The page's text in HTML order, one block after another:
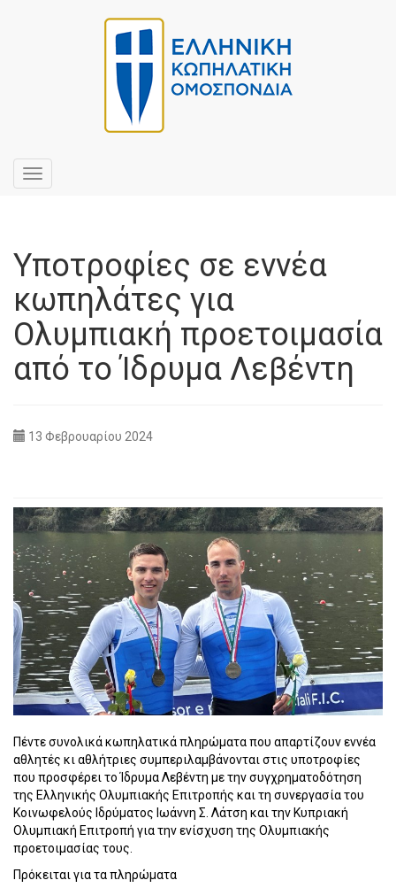
Toggle
navigation
Υποτροφίες σε εννέα
κωπηλάτες για
Ολυμπιακή προετοιμασία
από το Ίδρυμα Λεβέντη
13 Φεβρουαρίου 2024
Πέντε συνολικά κωπηλατικά πληρώματα που απαρτίζουν εννέα
αθλητές κι αθλήτριες συμπεριλαμβάνονται στις υποτροφίες
που προσφέρει το Ίδρυμα Λεβέντη με την συγχρηματοδότηση
της Ελληνικής Ολυμπιακής Επιτροπής και τη συνεργασία του
Κοινωφελούς Ιδρύματος Ιωάννη Σ. Λάτση και την Κυπριακή
Ολυμπιακή Επιτροπή για την ενίσχυση της Ολυμπιακής
προετοιμασίας τους.
Πρόκειται για τα πληρώματα